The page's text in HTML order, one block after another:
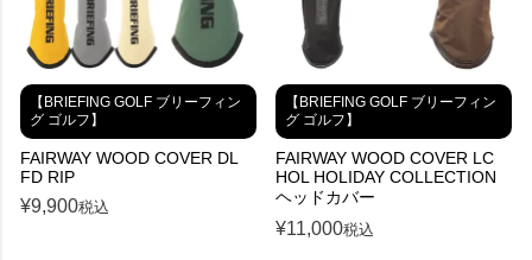
【BRIEFING GOLF ブリーフィン
グ ゴルフ】
FAIRWAY WOOD COVER DL
FD RIP
¥9,900税込
【BRIEFING GOLF ブリーフィン
グ ゴルフ】
FAIRWAY WOOD COVER LC
HOL HOLIDAY COLLECTION
ヘッドカバー
¥11,000税込